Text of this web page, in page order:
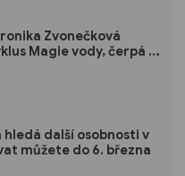
Zvonečková
Magie vody, čerpá z
pouring
hledá další osobnosti v
můžete do 6. března